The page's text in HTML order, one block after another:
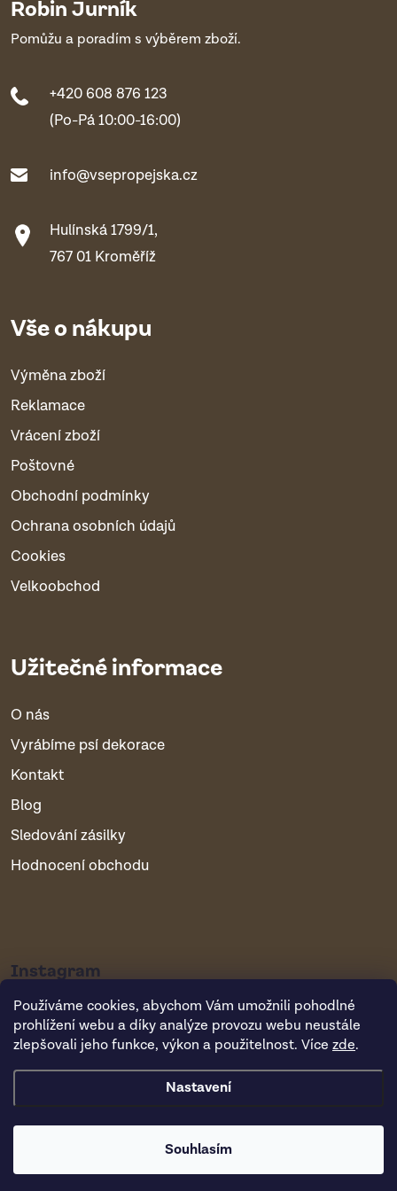
Používáme cookies, abychom Vám umožnili pohodlné
prohlížení webu a díky analýze provozu webu neustále
zlepšovali jeho funkce, výkon a použitelnost. Více zde.
Nastavení
Souhlasím
Robin Jurník
Pomůžu a poradím s výběrem zboží.
+420 608 876 123
(Po-Pá 10:00-16:00)
info@vsepropejska.cz
Hulínská 1799/1,
767 01 Kroměříž
Vše o nákupu
Výměna zboží
Reklamace
Vrácení zboží
Poštovné
Obchodní podmínky
Ochrana osobních údajů
Cookies
Velkoobchod
Užitečné informace
O nás
Vyrábíme psí dekorace
Kontakt
Blog
Sledování zásilky
Hodnocení obchodu
Instagram
Copyright 2026Vsepropejska.cz. Všechna práva vyhrazena.